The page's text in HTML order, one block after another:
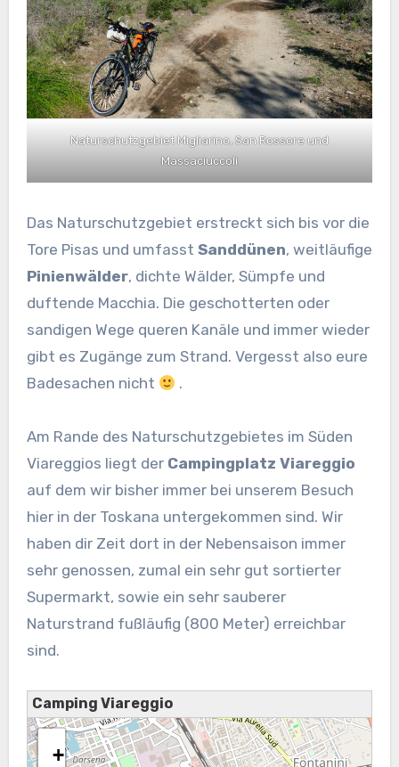
Naturschutzgebiet Migliarino, San Rossore und
Massaciuccoli
Das Naturschutzgebiet erstreckt sich bis vor die
Tore Pisas und umfasst Sanddünen, weitläufige
Pinienwälder, dichte Wälder, Sümpfe und
duftende Macchia. Die geschotterten oder
sandigen Wege queren Kanäle und immer wieder
gibt es Zugänge zum Strand. Vergesst also eure
Badesachen nicht
.
Am Rande des Naturschutzgebietes im Süden
Viareggios liegt der Campingplatz Viareggio
auf dem wir bisher immer bei unserem Besuch
hier in der Toskana untergekommen sind. Wir
haben dir Zeit dort in der Nebensaison immer
sehr genossen, zumal ein sehr gut sortierter
Supermarkt, sowie ein sehr sauberer
Naturstrand fußläufig (800 Meter) erreichbar
sind.
Camping Viareggio
+